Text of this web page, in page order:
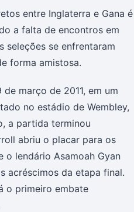
entre Inglaterra e Gana é
a falta de encontros em
seleções se enfrentaram
forma amistosa.
março de 2011, em um
no estádio de Wembley,
a partida terminou
abriu o placar para os
o lendário Asamoah Gyan
acréscimos da etapa final.
o primeiro embate